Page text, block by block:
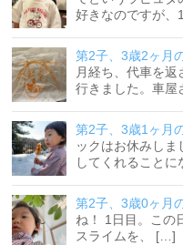
好きなのですが
第2子、3歳2ヶ月
月経ち、代車を
行きました。車
第2子、3歳1ヶ月
ックはお休みし
してくれること
第2子、3歳0ヶ月
ね！ 1日目。この
スライムを、 […]